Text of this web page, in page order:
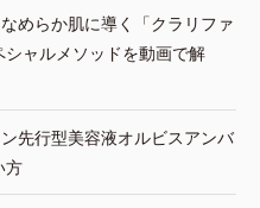
めらか肌に導く「クラリファ
ャルメソッドを動画で解
先行型美容液オルビスアンバ
方